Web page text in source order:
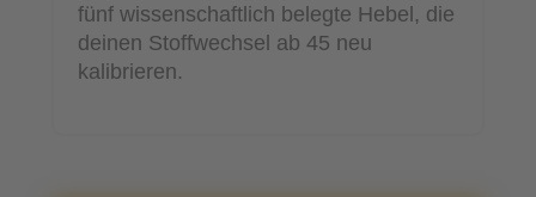
fünf wissenschaftlich belegte Hebel, die
deinen Stoffwechsel ab 45 neu
kalibrieren.